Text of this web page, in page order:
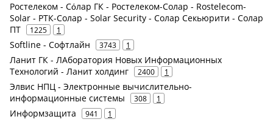
Ростелеком - Сόлар ГК - Ростелеком-Солар - Rostelecom-
Solar - РТК-Солар - Solar Security - Солар Секьюрити - Солар
ПТ
1225 1
Softline - Софтлайн 3743 1
Ланит ГК - ЛАборатория Новых Информационных
Технологий - Ланит холдинг
2400 1
Элвис НПЦ - Электронные вычислительно-
информационные системы
308 1
Информзащита 941 1